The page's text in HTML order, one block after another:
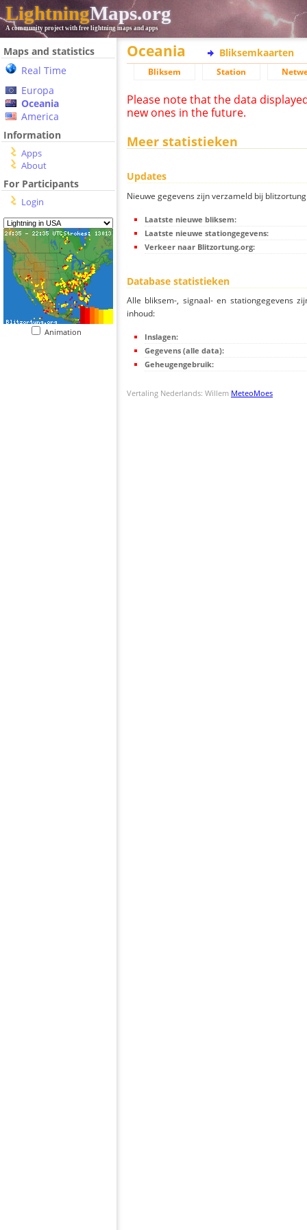
LightningMaps.org
A community project with free lightning maps and apps
Maps and statistics
Real Time
Europa
Oceania
America
Information
Apps
About
For Participants
Login
Animation
Oceania Bliksemkaarten
Bliksem Station
Please note that the data
new ones in the future.
Meer statistieken
Updates
Nieuwe gegevens zijn verzameld bij
Laatste nieuwe bliksem:
Laatste nieuwe stationgegevens:
Verkeer naar Blitzortung.org:
Database statistieken
Alle bliksem-, signaal- en stationgegevens
inhoud:
Inslagen:
Gegevens (alle data):
Geheugengebruik:
Vertaling Nederlands: Willem MeteoMoes